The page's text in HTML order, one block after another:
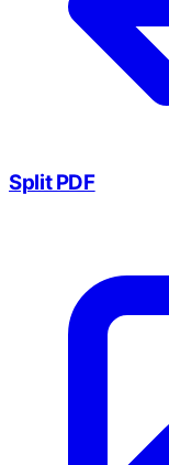
Split PDF